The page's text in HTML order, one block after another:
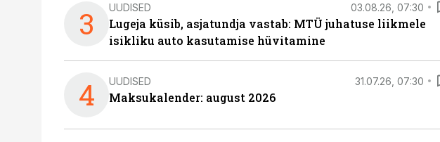
3 UUDISED 03.08.26, 07:30
Lugeja küsib, asjatundja vastab: MTÜ juhatuse liikmele
isikliku auto kasutamise hüvitamine
4 UUDISED 31.07.26, 07:30
Maksukalender: august 2026